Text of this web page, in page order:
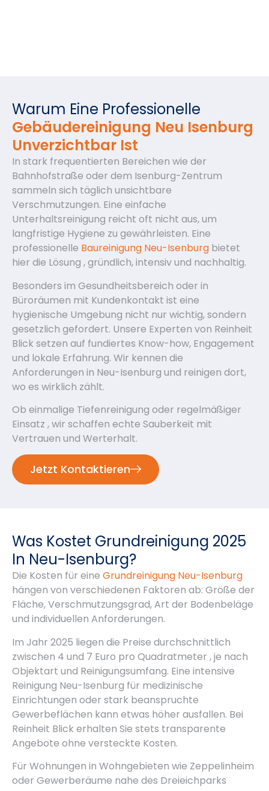
Warum Eine Professionelle
Gebäudereinigung Neu Isenburg
Unverzichtbar Ist
In stark frequentierten Bereichen wie der
Bahnhofstraße oder dem Isenburg-Zentrum
sammeln sich täglich unsichtbare
Verschmutzungen. Eine einfache
Unterhaltsreinigung reicht oft nicht aus, um
langfristige Hygiene zu gewährleisten. Eine
professionelle Baureinigung Neu-Isenburg bietet
hier die Lösung , gründlich, intensiv und nachhaltig.
Besonders im Gesundheitsbereich oder in
Büroräumen mit Kundenkontakt ist eine
hygienische Umgebung nicht nur wichtig, sondern
gesetzlich gefordert. Unsere Experten von Reinheit
Blick setzen auf fundiertes Know-how, Engagement
und lokale Erfahrung. Wir kennen die
Anforderungen in Neu-Isenburg und reinigen dort,
wo es wirklich zählt.
Ob einmalige Tiefenreinigung oder regelmäßiger
Einsatz , wir schaffen echte Sauberkeit mit
Vertrauen und Werterhalt.
Jetzt Kontaktieren
Was Kostet Grundreinigung 2025
In Neu-Isenburg?
Die Kosten für eine Grundreinigung Neu-Isenburg
hängen von verschiedenen Faktoren ab: Größe der
Fläche, Verschmutzungsgrad, Art der Bodenbeläge
und individuellen Anforderungen.
Im Jahr 2025 liegen die Preise durchschnittlich
zwischen 4 und 7 Euro pro Quadratmeter , je nach
Objektart und Reinigungsumfang. Eine intensive
Reinigung Neu-Isenburg für medizinische
Einrichtungen oder stark beanspruchte
Gewerbeflächen kann etwas höher ausfallen. Bei
Reinheit Blick erhalten Sie stets transparente
Angebote ohne versteckte Kosten.
Für Wohnungen in Wohngebieten wie Zeppelinheim
oder Gewerberäume nahe des Dreieichparks